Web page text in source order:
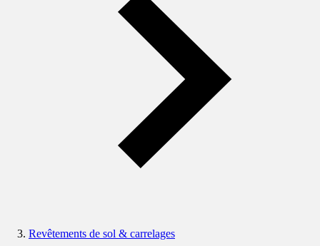
Revêtements de sol & carrelages